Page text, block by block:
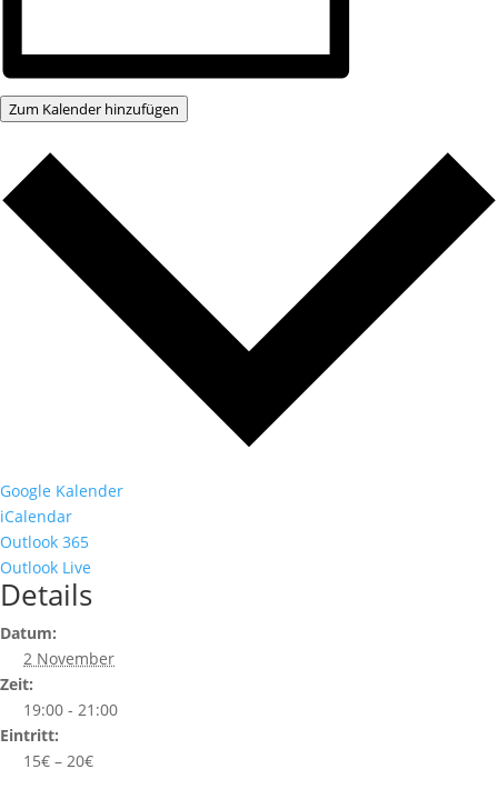
Zum Kalender hinzufügen
Google Kalender
iCalendar
Outlook 365
Outlook Live
Details
Datum:
2 November
Zeit:
19:00 - 21:00
Eintritt:
15€ – 20€